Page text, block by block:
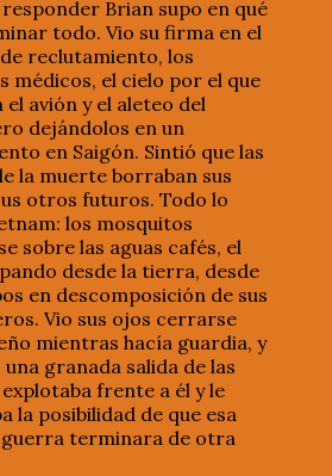
Brian supo en qué
todo. Vio su firma en el
reclutamiento, los
médicos, el cielo por el que
el avión y el aleteo del
dejándolos en un
en Saigón. Sintió que las
la muerte borraban sus
otros futuros. Todo lo
los mosquitos
sobre las aguas cafés, el
desde la tierra, desde
en descomposición de sus
Vio sus ojos cerrarse
mientras hacía guardia, y
granada salida de las
frente a él y le
la posibilidad de que esa
terminara de otra